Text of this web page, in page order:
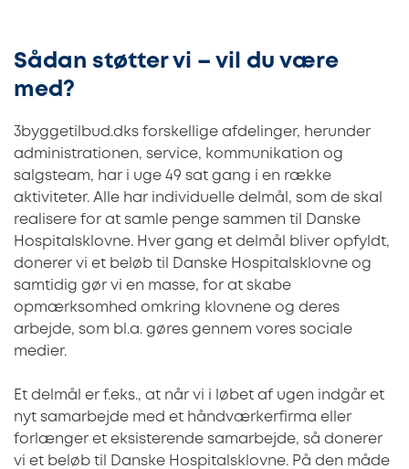
Sådan støtter vi – vil du være
med?
3byggetilbud.dks forskellige afdelinger, herunder
administrationen, service, kommunikation og
salgsteam, har i uge 49 sat gang i en række
aktiviteter. Alle har individuelle delmål, som de skal
realisere for at samle penge sammen til Danske
Hospitalsklovne. Hver gang et delmål bliver opfyldt,
donerer vi et beløb til Danske Hospitalsklovne og
samtidig gør vi en masse, for at skabe
opmærksomhed omkring klovnene og deres
arbejde, som bl.a. gøres gennem vores sociale
medier.
Et delmål er f.eks., at når vi i løbet af ugen indgår et
nyt samarbejde med et håndværkerfirma eller
forlænger et eksisterende samarbejde, så donerer
vi et beløb til Danske Hospitalsklovne. På den måde